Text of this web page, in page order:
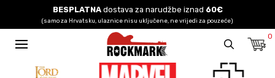
BESPLATNAdostava za narudžbe iznad 60€
(samo za Hrvatsku, ulaznice nisu uključene, ne vrijedi za pouzeće)
0